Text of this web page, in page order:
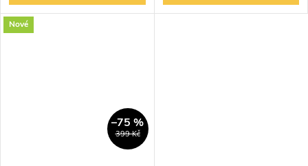
Nové
399 Kč
–75 %